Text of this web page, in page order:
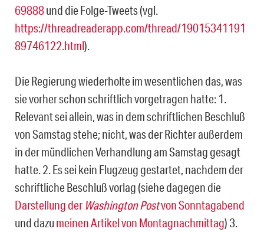
69888und die Folge-Tweets (vgl.
https://threadreaderapp.com/thread/19015341191
89746122.html).
Die Regierung wiederholte im wesentlichen das, was
sie vorher schon schriftlich vorgetragen hatte: 1.
Relevant sei allein, was in dem schriftlichen Beschluß
von Samstag stehe; nicht, was der Richter außerdem
in der mündlichen Verhandlung am Samstag gesagt
hatte. 2. Es sei kein Flugzeug gestartet, nachdem der
schriftliche Beschluß vorlag (siehe dagegen die
Darstellung der Washington Postvon Sonntagabend
und dazu meinen Artikel von Montagnachmittag) 3.